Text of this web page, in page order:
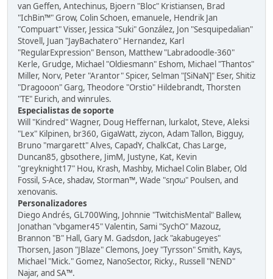
van Geffen, Antechinus, Bjoern "Bloc" Kristiansen, Brad
"IchBin™" Grow, Colin Schoen, emanuele, Hendrik Jan
"Compuart" Visser, Jessica "Suki" González, Jon "Sesquipedalian"
Stovell, Juan "JayBachatero" Hernandez, Karl
"RegularExpression" Benson, Matthew "Labradoodle-360"
Kerle, Grudge, Michael "Oldiesmann" Eshom, Michael "Thantos"
Miller, Norv, Peter "Arantor" Spicer, Selman "[SiNaN]" Eser, Shitiz
"Dragooon" Garg, Theodore "Orstio" Hildebrandt, Thorsten
"TE" Eurich, and winrules.
Especialistas de soporte
Will "Kindred" Wagner, Doug Heffernan, lurkalot, Steve, Aleksi
"Lex" Kilpinen, br360, GigaWatt, ziycon, Adam Tallon, Bigguy,
Bruno "margarett" Alves, CapadY, ChalkCat, Chas Large,
Duncan85, gbsothere, JimM, Justyne, Kat, Kevin
"greyknight17" Hou, Krash, Mashby, Michael Colin Blaber, Old
Fossil, S-Ace, shadav, Storman™, Wade "sησω" Poulsen, and
xenovanis.
Personalizadores
Diego Andrés, GL700Wing, Johnnie "TwitchisMental" Ballew,
Jonathan "vbgamer45" Valentin, Sami "SychO" Mazouz,
Brannon "B" Hall, Gary M. Gadsdon, Jack "akabugeyes"
Thorsen, Jason "JBlaze" Clemons, Joey "Tyrsson" Smith, Kays,
Michael "Mick." Gomez, NanoSector, Ricky., Russell "NEND"
Najar, and SA™.